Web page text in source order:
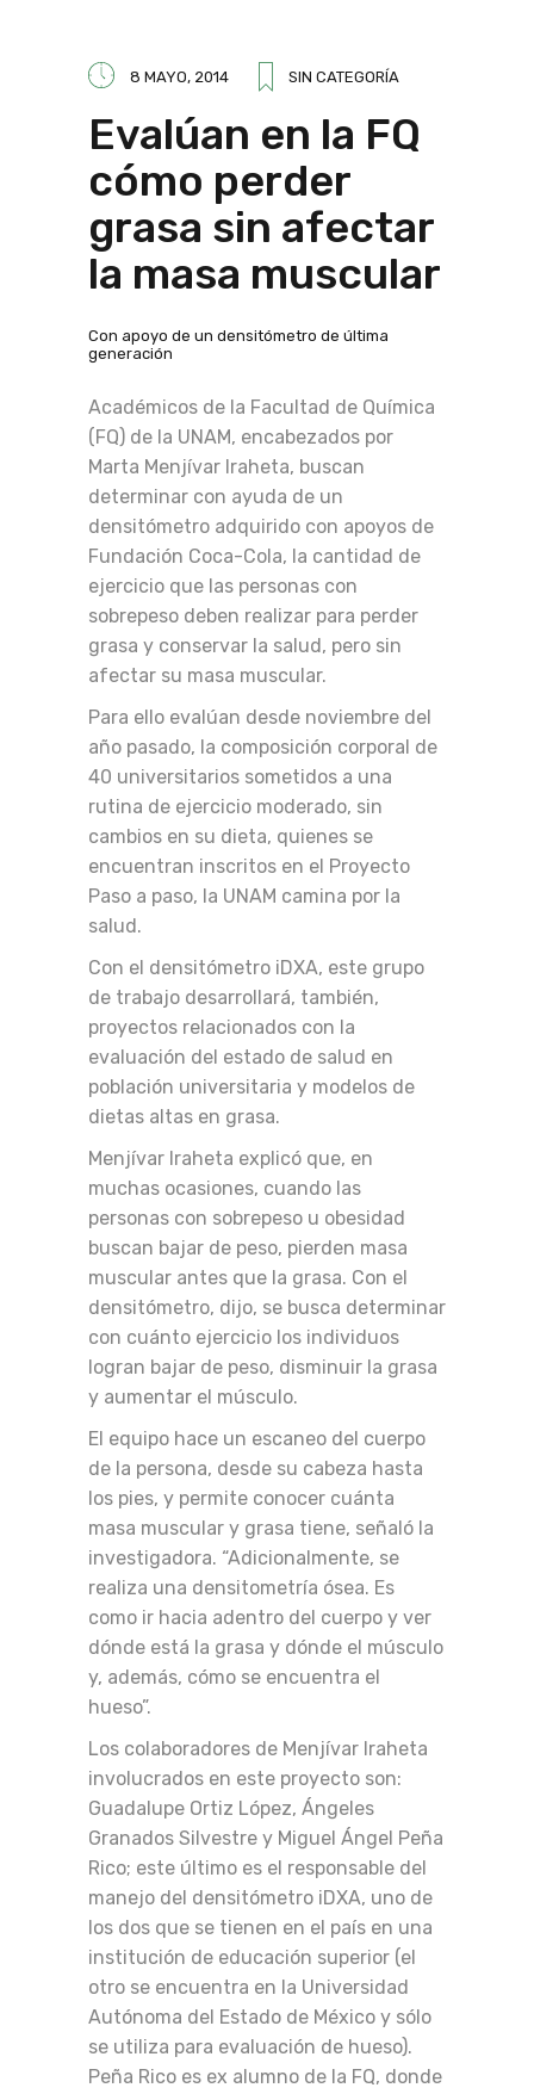
8 MAYO, 2014 SIN CATEGORÍA
Evalúan en la FQ
cómo perder
grasa sin afectar
la masa muscular
Con apoyo de un densitómetro de última
generación
Académicos de la Facultad de Química
(FQ) de la UNAM, encabezados por
Marta Menjívar Iraheta, buscan
determinar con ayuda de un
densitómetro adquirido con apoyos de
Fundación Coca-Cola, la cantidad de
ejercicio que las personas con
sobrepeso deben realizar para perder
grasa y conservar la salud, pero sin
afectar su masa muscular.
Para ello evalúan desde noviembre del
año pasado, la composición corporal de
40 universitarios sometidos a una
rutina de ejercicio moderado, sin
cambios en su dieta, quienes se
encuentran inscritos en el Proyecto
Paso a paso, la UNAM camina por la
salud.
Con el densitómetro iDXA, este grupo
de trabajo desarrollará, también,
proyectos relacionados con la
evaluación del estado de salud en
población universitaria y modelos de
dietas altas en grasa.
Menjívar Iraheta explicó que, en
muchas ocasiones, cuando las
personas con sobrepeso u obesidad
buscan bajar de peso, pierden masa
muscular antes que la grasa. Con el
densitómetro, dijo, se busca determinar
con cuánto ejercicio los individuos
logran bajar de peso, disminuir la grasa
y aumentar el músculo.
El equipo hace un escaneo del cuerpo
de la persona, desde su cabeza hasta
los pies, y permite conocer cuánta
masa muscular y grasa tiene, señaló la
investigadora. “Adicionalmente, se
realiza una densitometría ósea. Es
como ir hacia adentro del cuerpo y ver
dónde está la grasa y dónde el músculo
y, además, cómo se encuentra el
hueso”.
Los colaboradores de Menjívar Iraheta
involucrados en este proyecto son:
Guadalupe Ortiz López, Ángeles
Granados Silvestre y Miguel Ángel Peña
Rico; este último es el responsable del
manejo del densitómetro iDXA, uno de
los dos que se tienen en el país en una
institución de educación superior (el
otro se encuentra en la Universidad
Autónoma del Estado de México y sólo
se utiliza para evaluación de hueso).
Peña Rico es ex alumno de la FQ, donde